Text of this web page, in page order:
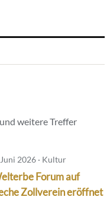
weitere Treffer
2026 · Kultur
Forum auf
Zollverein eröffnet